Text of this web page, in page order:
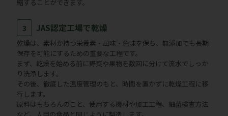
縮することができます。
3 JAS認定工場で乾燥
乾燥は、素材か持つ栄養素・風味・色味を保ち、無添加でも長期
保存を可能にするための重要な工程です。
まず、乾燥を始める前に野菜や果物を数回に分けて流水でしっか
り洗浄します。
その後、徹底した温度管理のもと、時間を置かずに乾燥工程に移
行します。
原料はもちろんのこと、使用する機材や加工工程、細菌検査方法